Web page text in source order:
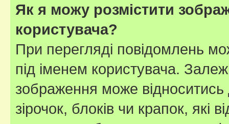
Як я можу розмістити
користувача?
При перегляді повідомлень
під іменем користувача.
зображення може відноситись
зірочок, блоків чи крапок, які